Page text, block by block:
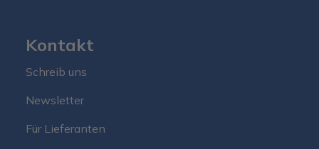
Kontakt
Schreib uns
Newsletter
Für Lieferanten